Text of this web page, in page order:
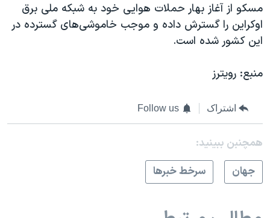
مسکو از آغاز بهار حملات هوایی خود به شبکه ملی برق
اوکراین را گسترش داده و موجب خاموشی‌های گسترده در
این کشور شده است.
منبع: رویترز
اشتراک Follow us
همچنبن ببینید:
جهان
سرخط خبرها